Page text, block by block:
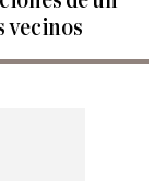
vecinos